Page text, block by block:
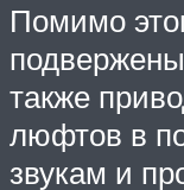
Помимо
также
люфтов в
звукам и